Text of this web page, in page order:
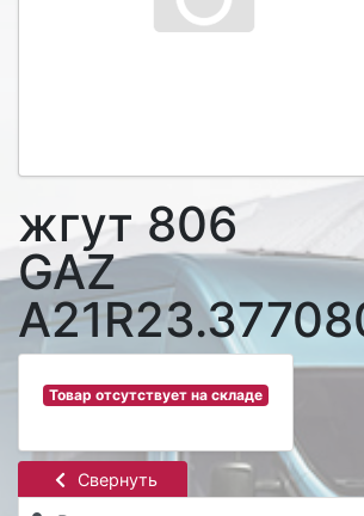
Свернуть
жгут 806
GAZ
Товар отсутствует на складе